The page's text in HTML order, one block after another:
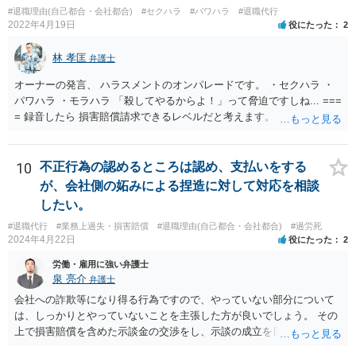
#退職理由(自己都合・会社都合) #セクハラ #パワハラ #退職代行
2022年4月19日 役にたった 2
林 孝匡 弁護士
オーナーの発言、 ハラスメントのオンパレードです。 ・セクハラ ・
パワハラ ・モラハラ 「殺してやるからよ！」って脅迫ですしね... ===
= 録音したら 損害賠償請求できるレベルだと考えます。 ━━━━━━
え方 ・パワハラ裁判例については、 私がブログを書いています。 プ
ロフィールのリンクから飛べます。 ご参考になれば幸いです。
10
不正行為の認めるところは認め、支払いをする
が、会社側の妬みによる捏造に対して対応を相談
したい。
#退職代行 #業務上過失・損害賠償 #退職理由(自己都合・会社都合) #過労死
2024年4月22日 役にたった 2
労働・雇用に強い弁護士
泉 亮介 弁護士
会社への詐欺等になり得る行為ですので、やっていない部分について
は、しっかりとやっていないことを主張した方が良いでしょう。 その
上で損害賠償を含めた示談金の交渉をし、示談の成立を目指す必要が